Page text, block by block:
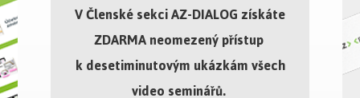
V Členské sekci AZ-DIALOG získáte
ZDARMA neomezený přístup
k desetiminutovým ukázkám všech
video seminářů.